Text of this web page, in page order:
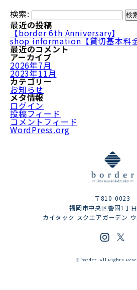
検索:
最近の投稿
【border 6th Anniversary】
shop information【貸切基本料金
最近のコメント
アーカイブ
2026年7月
2023年11月
カテゴリー
お知らせ
メタ情報
ログイン
投稿フィード
コメントフィード
WordPress.org
〒810-0023
福岡市中央区警固1丁
カイタック スクエアガーデン
© border. All Rights